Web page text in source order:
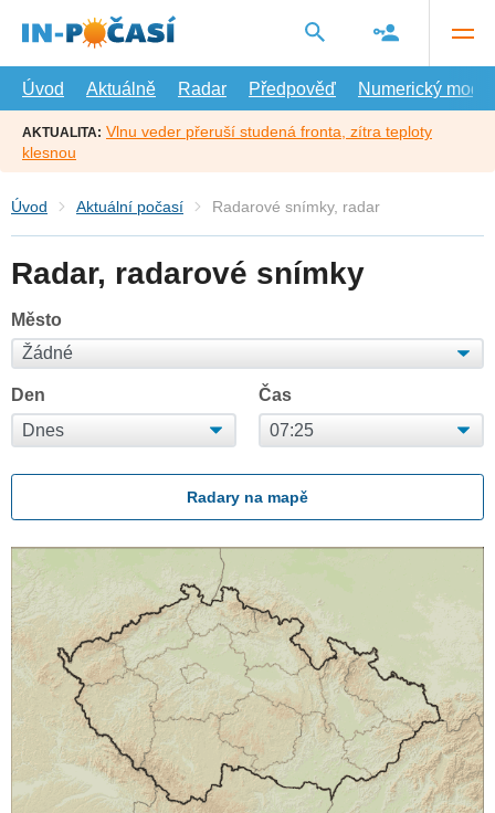
hlavní
Úvod
Aktuálně Radar Předpověď Numerický model
AKTUALITA: Vlnu veder přeruší studená fronta, zítra teploty
klesnou
Úvod Aktuální počasí Radarové snímky, radar
Radar, radarové snímky
Město
Den Čas
Radary na mapě